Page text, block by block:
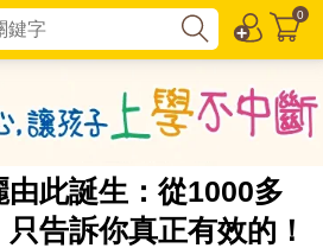
0
由此誕生：從1000多
告訴你真正有效的！